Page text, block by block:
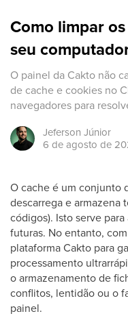
Como limpar
seu
O painel da Cakto não
de cache e cookies no
navegadores para
Jeferson Júnior
6 de agosto de
O cache é um conjunto
descarrega e armazena
códigos). Isto serve
futuras. No entanto,
plataforma Cakto para
processamento
o armazenamento de
conflitos, lentidão ou o
painel.